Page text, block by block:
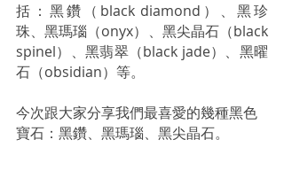
括：黑鑽（black diamond）、黑珍
珠、黑瑪瑙（onyx）、黑尖晶石（black
spinel）、黑翡翠（black jade）、黑曜
石（obsidian）等。
今次跟大家分享我們最喜愛的幾種黑色
寶石：黑鑽、黑瑪瑙、黑尖晶石。